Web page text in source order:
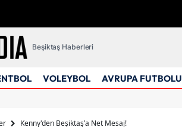
Beşiktaş Haberleri
VOLEYBOL AVRUPA FUTBOLU
Kenny'den Beşiktaş’a Net Mesaj!